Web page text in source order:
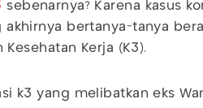
sebenarnya? Karena kasus
akhirnya bertanya-tanya
Kerja (K3).
k3 yang melibatkan eks